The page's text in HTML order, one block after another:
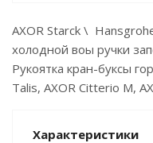
AXOR Starck \
холодной воы ручки
Рукоятка кран-буксы
Talis, AXOR Citterio M,
Характеристики